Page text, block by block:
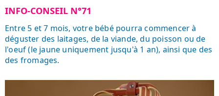
INFO-CONSEIL N°71
Entre 5 et 7 mois, votre bébé pourra commencer à
déguster des laitages, de la viande, du poisson ou de
l'oeuf (le jaune uniquement jusqu'à 1 an), ainsi que des
des fromages.